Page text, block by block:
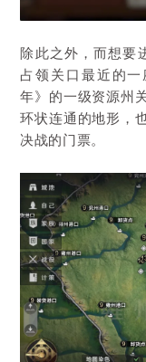
除此之外，而想要
占领关口最近的
年》的一级资源州
环状连通的地形，
决战的门票。